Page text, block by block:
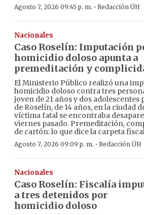
Agosto 7, 2026 09:45 p. m. · Redacción ÚH
Nacionales
Caso Roselín: Imputación
homicidio doloso apunta a
premeditación y
El Ministerio Público realizó una
homicidio doloso contra tres
joven de 21 años y dos
de Roselín, de 14 años, en la ciudad
víctima fatal se encontraba
viernes pasado. Premeditación,
de cartón: lo que dice la carpeta
Agosto 7, 2026 09:09 p. m. · Redacción ÚH
Nacionales
Caso Roselín: Fiscalía
a tres detenidos por
homicidio doloso